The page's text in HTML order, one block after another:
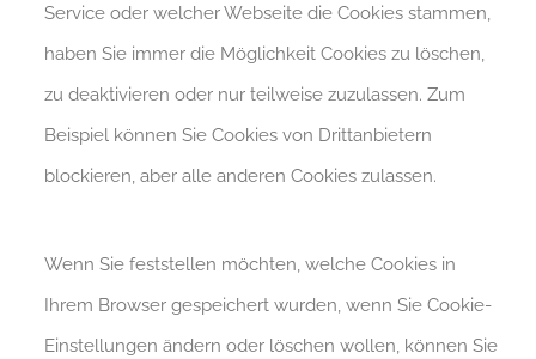
Service oder welcher Webseite die Cookies stammen,
haben Sie immer die Möglichkeit Cookies zu löschen,
zu deaktivieren oder nur teilweise zuzulassen. Zum
Beispiel können Sie Cookies von Drittanbietern
blockieren, aber alle anderen Cookies zulassen.
Wenn Sie feststellen möchten, welche Cookies in
Ihrem Browser gespeichert wurden, wenn Sie Cookie-
Einstellungen ändern oder löschen wollen, können Sie